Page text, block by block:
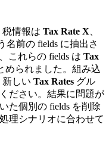
税情報は Tax Rate X
名前の fields に抽出さ
これらの fields は Tax
められました。組み込
しい Tax Rates グル
ださい。結果に問題が
た個別の fields を削除
理シナリオに合わせて